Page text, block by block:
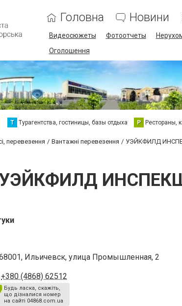
Головна Новини
Видеосюжеты Фотоотчеты
Оголошення
Т Турагентства, гостиницы, базы отдыха Р Рестораны,
перевезення Вантажні перевезення УЭЙКФИЛД
Ильичевск, улица Промышленная, 2
+380 (4868) 62512
Будь ласка, скажіть,
що дізналися номер
на сайті 04868.com.ua